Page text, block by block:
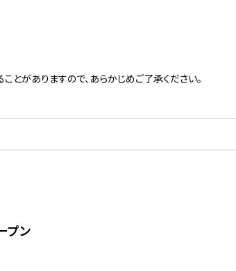
がありますので、あらかじめご了承ください。
プン